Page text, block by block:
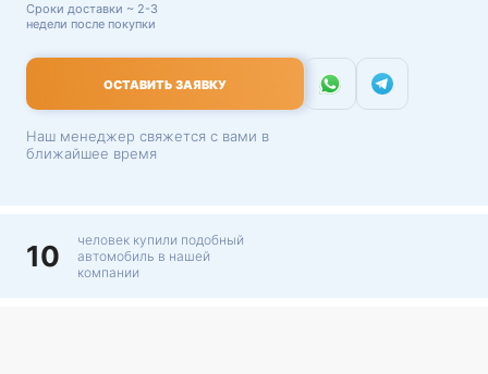
Сроки доставки ~ 2-3
недели после покупки
ОСТАВИТЬ ЗАЯВКУ
Наш менеджер свяжется с вами в
ближайшее время
10
человек купили подобный
автомобиль в нашей
компании